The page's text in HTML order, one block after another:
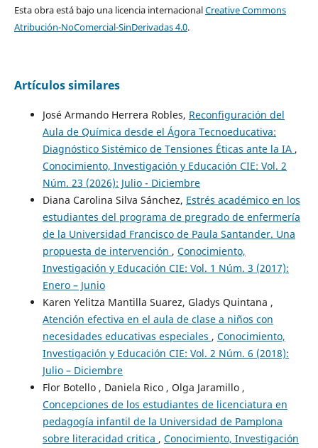
Esta obra está bajo una licencia internacionalCreative Commons
Atribución-NoComercial-SinDerivadas 4.0.
Artículos similares
José Armando Herrera Robles, Reconfiguración del
Aula de Química desde el Ágora Tecnoeducativa:
Diagnóstico Sistémico de Tensiones Éticas ante la IA ,
Conocimiento, Investigación y Educación CIE: Vol. 2
Núm. 23 (2026): Julio - Diciembre
Diana Carolina Silva Sánchez, Estrés académico en los
estudiantes del programa de pregrado de enfermería
de la Universidad Francisco de Paula Santander. Una
propuesta de intervención , Conocimiento,
Investigación y Educación CIE: Vol. 1 Núm. 3 (2017):
Enero – Junio
Karen Yelitza Mantilla Suarez, Gladys Quintana ,
Atención efectiva en el aula de clase a niños con
necesidades educativas especiales , Conocimiento,
Investigación y Educación CIE: Vol. 2 Núm. 6 (2018):
Julio – Diciembre
Flor Botello , Daniela Rico , Olga Jaramillo ,
Concepciones de los estudiantes de licenciatura en
pedagogía infantil de la Universidad de Pamplona
sobre literacidad critica , Conocimiento, Investigación